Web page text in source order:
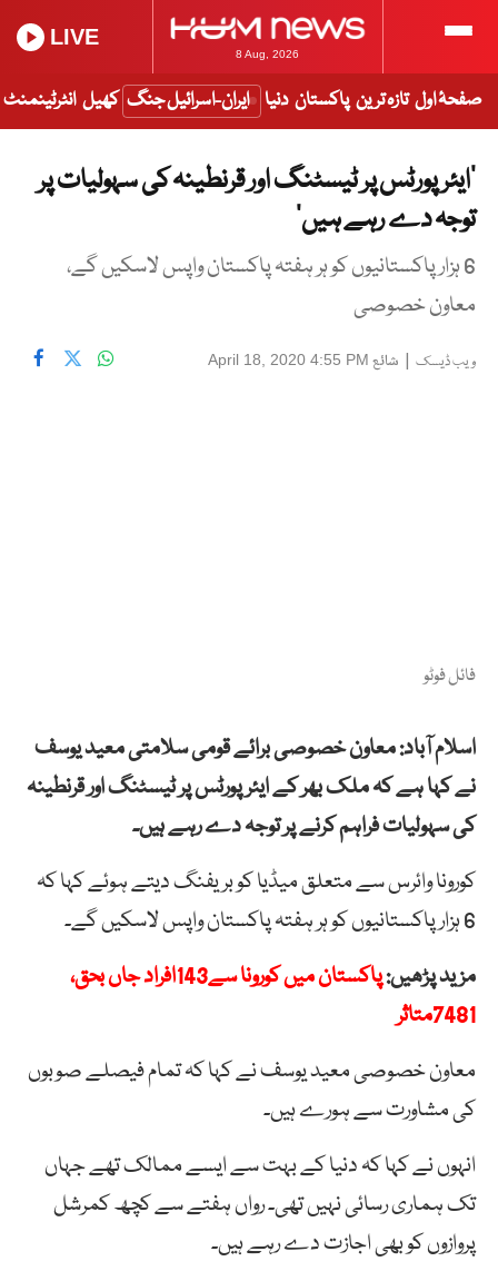
8 Aug, 2026
LIVE
صفحۂ اول تازہ ترین پاکستان دنیا ایران-اسرائیل جنگ کھیل انٹرٹینمنٹ
‘ایئر پورٹس پر ٹیسٹنگ اور قرنطینہ کی سہولیات پر
توجہ دے رہے ہیں’
6 ہزار پاکستانیوں کو ہر ہفتہ پاکستان واپس لاسکیں گے،
معاون خصوصی
ویب ڈیسک | شائع April 18, 2020 4:55 PM
فائل فوٹو
اسلام آباد: معاون خصوصی برائے قومی سلامتی معید یوسف
نے کہا ہے کہ ملک بھر کے ایئر پورٹس پر ٹیسٹنگ اور قرنطینہ
کی سہولیات فراہم کرنے پر توجہ دے رہے ہیں۔
کورونا وائرس سے متعلق میڈیا کو بریفنگ دیتے ہوئے کہا کہ
6 ہزار پاکستانیوں کو ہر ہفتہ پاکستان واپس لاسکیں گے۔
مزید پڑھیں:
پاکستان میں کورونا سے143افراد جاں بحق،
7481متاثر
معاون خصوصی معید یوسف نے کہا کہ تمام فیصلے صوبوں
کی مشاورت سے ہورے ہیں۔
انہوں نے کہا کہ دنیا کے بہت سے ایسے ممالک تھے جہاں
تک ہماری رسائی نہیں تھی۔ رواں ہفتے سے کچھ کمرشل
پروازوں کو بھی اجازت دے رہے ہیں۔